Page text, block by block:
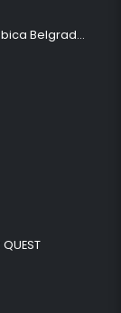
Šetač srednji NATUR silikonska ribica Belgrade Walker